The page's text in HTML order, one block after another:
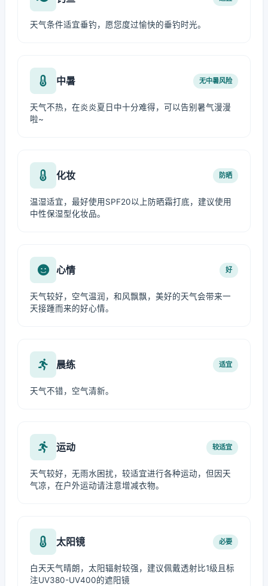
天气条件适宜垂钓，愿您度过愉快的垂钓时光。
中暑 无中暑风险
天气不热，在炎炎夏日中十分难得，可以告别暑气漫漫
啦~
化妆 防晒
温湿适宜，最好使用SPF20以上防晒霜打底，建议使用
中性保湿型化妆品。
心情 好
天气较好，空气温润，和风飘飘，美好的天气会带来一
天接踵而来的好心情。
晨练 适宜
天气不错，空气清新。
运动 较适宜
天气较好，无雨水困扰，较适宜进行各种运动，但因天
气凉，在户外运动请注意增减衣物。
太阳镜 必要
白天天气晴朗，太阳辐射较强，建议佩戴透射比1级且标
注UV380-UV400的遮阳镜